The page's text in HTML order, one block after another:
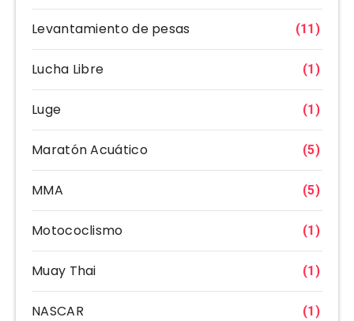
Levantamiento de pesas (11)
Lucha Libre (1)
Luge (1)
Maratón Acuático (5)
MMA (5)
Motococlismo (1)
Muay Thai (1)
NASCAR (1)